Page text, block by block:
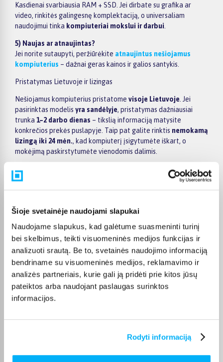
Šioje svetainėje naudojami slapukai
Naudojame slapukus, kad galėtume suasmeninti turinį
bei skelbimus, teikti visuomeninės medijos funkcijas ir
analizuoti srautą. Be to, svetainės naudojimo informaciją
bendriname su visuomeninės medijos, reklamavimo ir
analizės partneriais, kurie gali ją pridėti prie kitos jūsų
pateiktos arba naudojant paslaugas surinktos
informacijos.
Rodyti informaciją
Kasdienai svarbiausia RAM + SSD. Jei dirbate su grafika ar
video, rinkitės galingesnę komplektaciją, o universaliam
naudojimui tinka kompiuteriai mokslui ir darbui
5) Naujas ar atnaujintas?
Jei norite sutaupyti, peržiūrėkite atnaujintus nešiojamus
kompiuterius – dažnai geras kainos ir galios santykis.
Pristatymas Lietuvoje ir lizingas
Nešiojamus kompiuterius pristatome visoje Lietuvoje . Jei
pasirinktas modelis yra sandėlyje, pristatymas dažniausiai
trunka 1–2 darbo dienas – tikslią informaciją matysite
konkrečios prekės puslapyje. Taip pat galite rinktis nemokamą
lizingą iki 24 mėn., kad kompiuterį įsigytumėte iškart, o
mokėjimą paskirstytumėte vienodomis dalimis.
Populiarūs gamintojai
DELL
Acer MSI, o AI funkcijų ieškantiems –
Pirkėjų atsiliepimai apie prekes
Jaunius P.
Geras kompiuteris mokslams, kokybiškas korpusas ir ekranas